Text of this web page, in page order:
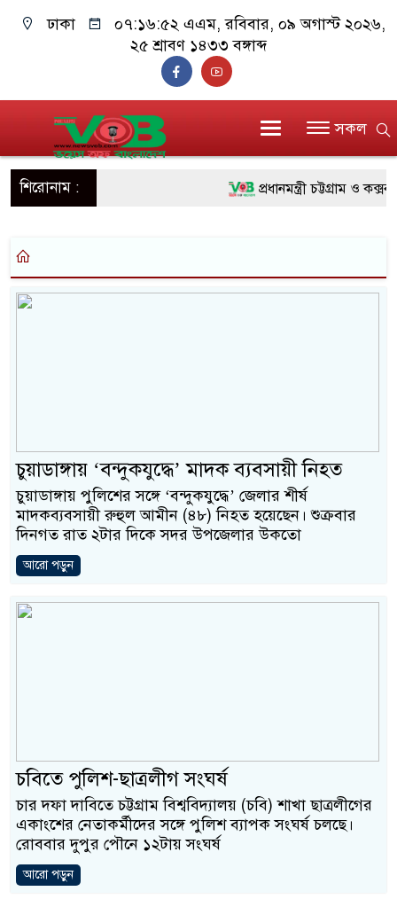
ঢাকা ০৭:১৬:৫২ এএম, রবিবার, ০৯ অগাস্ট ২০২৬,
২৫ শ্রাবণ ১৪৩৩ বঙ্গাব্দ
সকল
শিরোনাম : প্রধানমন্ত্রী চট্টগ্রাম ও
মাননীয় প্রধানমন্ত্রী,
সিল-স্বাক্ষর জালিয়াতি চক্রের
উদ্ধার
প্রধানমন্ত্রী
নেতৃত্ব ও গণতন্ত্রের মূর্তমান
চুয়াডাঙ্গায় ‘বন্দুকযুদ্ধে’ মাদক ব্যবসায়ী নিহত
চুয়াডাঙ্গায় পুলিশের সঙ্গে ‘বন্দুকযুদ্ধে’ জেলার শীর্ষ
মাদকব্যবসায়ী রুহুল আমীন (৪৮) নিহত হয়েছেন। শুক্রবার
দিনগত রাত ২টার দিকে সদর উপজেলার উকতো
আরো পড়ুন
চবিতে পুলিশ-ছাত্রলীগ সংঘর্ষ
চার দফা দাবিতে চট্টগ্রাম বিশ্ববিদ্যালয় (চবি) শাখা ছাত্রলীগের
একাংশের নেতাকর্মীদের সঙ্গে পুলিশ ব্যাপক সংঘর্ষ চলছে।
রোববার দুপুর পৌনে ১২টায় সংঘর্ষ
আরো পড়ুন